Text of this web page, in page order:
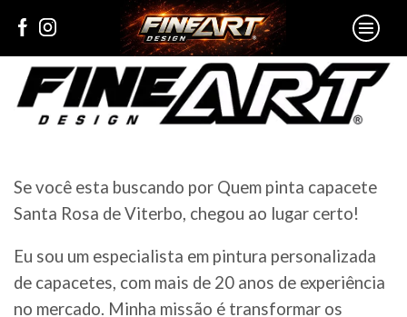
Se você esta buscando por Quem pinta capacete
Santa Rosa de Viterbo, chegou ao lugar certo!
Eu sou um especialista em pintura personalizada
de capacetes, com mais de 20 anos de experiência
no mercado. Minha missão é transformar os